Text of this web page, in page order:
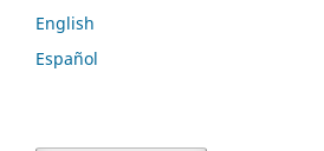
English
Español